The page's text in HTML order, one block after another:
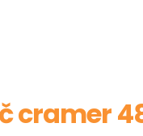
cramer